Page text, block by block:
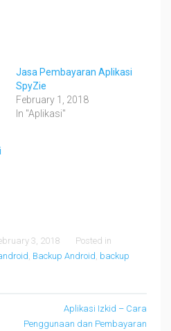
Jasa Pembayaran Aplikasi
SpyZie
February 1, 2018
In "Aplikasi"
3, 2018
Posted in
, Backup Android, backup
Aplikasi Izkid – Cara
Penggunaan dan Pembayaran